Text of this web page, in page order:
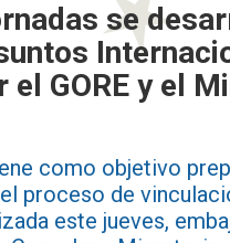
se
el GORE y el
como objetivo
proceso de
este jueves,